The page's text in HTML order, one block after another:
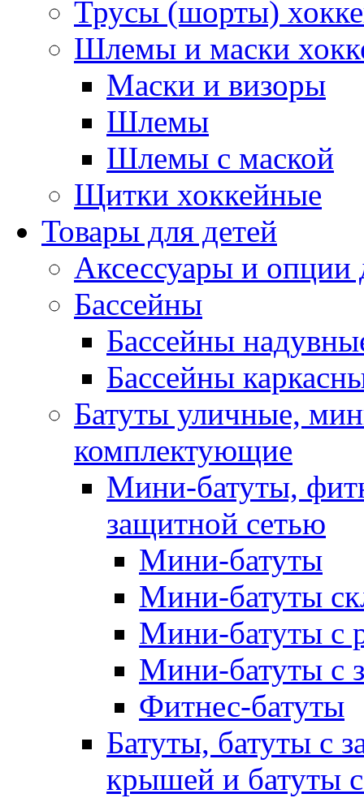
Трусы (шорты)
Шлемы и маски
Маски и визоры
Шлемы
Шлемы с маской
Щитки хоккейные
Товары для детей
Аксессуары и опции
Бассейны
Бассейны
Бассейны
Батуты уличные,
комплектующие
Мини-батуты,
защитной сетью
Мини-батуты
Мини-батуты
Мини-батуты с
Мини-батуты с
Фитнес-батуты
Батуты, батуты с
крышей и батуты